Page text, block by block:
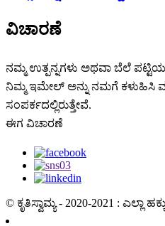
ವಿಚಾರಣೆ
ನಮ್ಮ ಉತ್ಪನ್ನಗಳು ಅಥವಾ ಬೆಲೆ
ನಿಮ್ಮ ಇಮೇಲ್ ಅನ್ನು ನಮಗೆ ಕಳುಹಿಸಿ
ಸಂಪರ್ಕದಲ್ಲಿರುತ್ತೇವೆ.
ಈಗ ವಿಚಾರಣೆ
© ಕೃತಿಸ್ವಾಮ್ಯ - 2020-2021 : ಎಲ್ಲಾ